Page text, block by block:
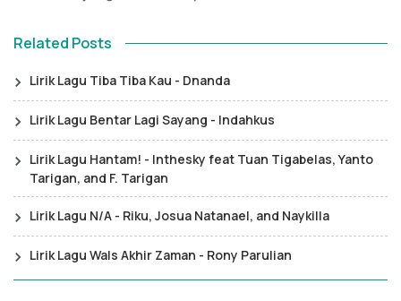
Related Posts
Lirik Lagu Tiba Tiba Kau - Dnanda
Lirik Lagu Bentar Lagi Sayang - Indahkus
Lirik Lagu Hantam! - Inthesky feat Tuan Tigabelas, Yanto
Tarigan, and F. Tarigan
Lirik Lagu N/A - Riku, Josua Natanael, and Naykilla
Lirik Lagu Wals Akhir Zaman - Rony Parulian